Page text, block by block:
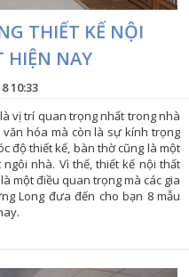
THIẾT KẾ NỘI
HIỆN NAY
10:33
vị trí quan trọng nhất trong nhà
hóa mà còn là sự kính trọng
độ thiết kế, bàn thờ cũng là một
nhà. Vì thế, thiết kế nội thất
một điều quan trọng mà các gia
Long đưa đến cho bạn 8 mẫu